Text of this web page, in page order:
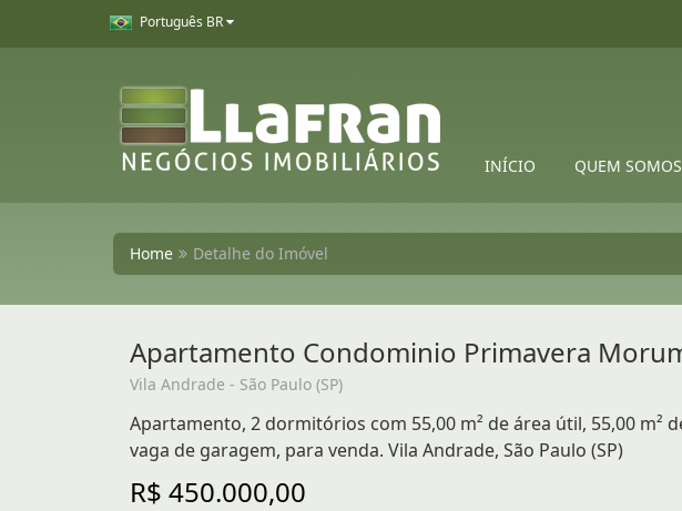
Português BR
INÍCIO QUEM SOMOS
Home Detalhe do Imóvel
Apartamento Condominio Primavera
Vila Andrade - São Paulo (SP)
Apartamento, 2 dormitórios com 55,00 m² de área útil, 55,00 m²
vaga de garagem, para venda. Vila Andrade, São Paulo (SP)
R$ 450.000,00